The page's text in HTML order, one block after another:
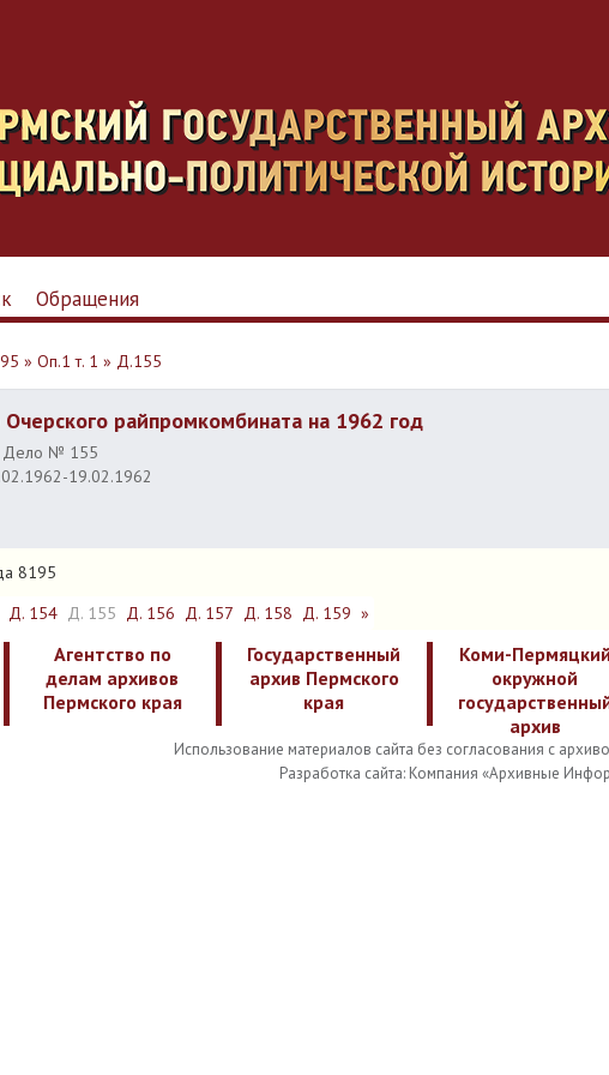
Обращения
» Оп.1 т. 1 » Д.155
райпромкомбината на 1962 год
Дело № 155
19.02.1962
8195
Д. 154 Д. 155 Д. 156 Д. 157 Д. 158 Д. 159 »
Агентство по
делам архивов
Пермского края
Государственный
архив Пермского
края
Коми-Пермяцкий
окружной
архив
Использование материалов сайта без согласования с
Разработка сайта: Компания «Архивные